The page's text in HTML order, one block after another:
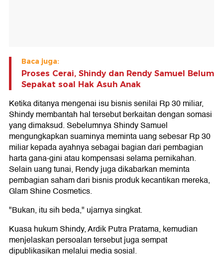
Baca juga:
Proses Cerai, Shindy dan Rendy Samuel Belum
Sepakat soal Hak Asuh Anak
Ketika ditanya mengenai isu bisnis senilai Rp 30 miliar,
Shindy membantah hal tersebut berkaitan dengan somasi
yang dimaksud. Sebelumnya Shindy Samuel
mengungkapkan suaminya meminta uang sebesar Rp 30
miliar kepada ayahnya sebagai bagian dari pembagian
harta gana-gini atau kompensasi selama pernikahan.
Selain uang tunai, Rendy juga dikabarkan meminta
pembagian saham dari bisnis produk kecantikan mereka,
Glam Shine Cosmetics.
"Bukan, itu sih beda," ujarnya singkat.
Kuasa hukum Shindy, Ardik Putra Pratama, kemudian
menjelaskan persoalan tersebut juga sempat
dipublikasikan melalui media sosial.